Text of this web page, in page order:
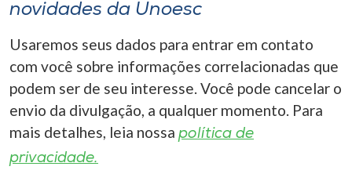
novidades da Unoesc
Usaremos seus dados para entrar em contato
com você sobre informações correlacionadas que
podem ser de seu interesse. Você pode cancelar o
envio da divulgação, a qualquer momento. Para
mais detalhes, leia nossa política de
privacidade.